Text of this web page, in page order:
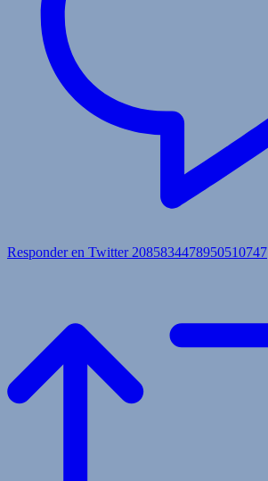
Responder en Twitter 2085834478950510747